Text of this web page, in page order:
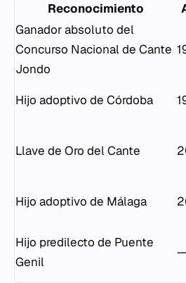
Reconocimiento
Ganador absoluto del
Concurso Nacional de Cante
Jondo
Hijo adoptivo de Córdoba
Llave de Oro del Cante
Hijo adoptivo de Málaga
Hijo predilecto de Puente
Genil